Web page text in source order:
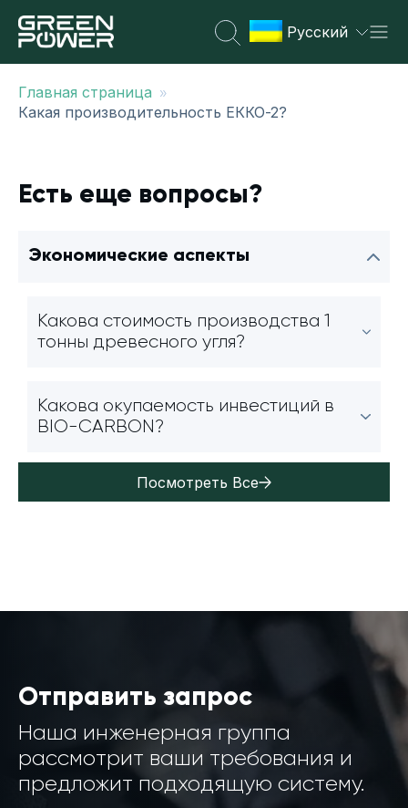
Русский
Главная страница »
Какая производительность ЕККО-2?
Есть еще вопросы?
Экономические аспекты
Какова стоимость производства 1
тонны древесного угля?
Какова окупаемость инвестиций в
BIO-CARBON?
Посмотреть Все
Отправить запрос
Наша инженерная группа
рассмотрит ваши требования и
предложит подходящую систему.